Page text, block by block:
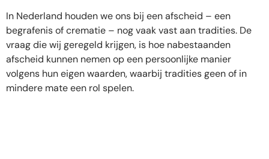
In Nederland houden we ons bij een afscheid – een
begrafenis of crematie – nog vaak vast aan tradities. De
vraag die wij geregeld krijgen, is hoe nabestaanden
afscheid kunnen nemen op een persoonlijke manier
volgens hun eigen waarden, waarbij tradities geen of in
mindere mate een rol spelen.